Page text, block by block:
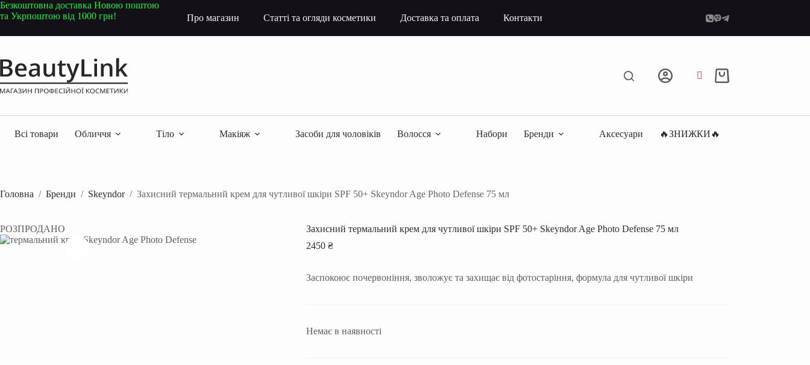
Перейти
до
Безкоштовна доставка Новою поштою
та Укрпоштою від 1000 грн!
Про магазин Статті та огляди косметики Доставка та оплата Контакти
Кошик
Всі товари Обличчя Тіло Макіяж Засоби для чоловіків Волосся Набори Бренди Аксесуари 🔥ЗНИЖКИ🔥
Головна / Бренди / Skeyndor / Захисний термальний крем для чутливої шкіри SPF 50+ Skeyndor Age Photo Defense 75 мл
РОЗПРОДАНО
Захисний термальний крем для чутливої шкіри SPF 50+ Skeyndor Age Photo Defense 75 мл
2450 ₴
Заспокоює почервоніння, зволожує та захищає від фотостаріння, формула для чутливої шкіри
Немає в наявності